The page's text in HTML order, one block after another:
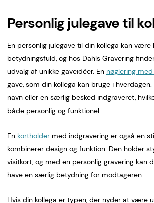
Personlig julegave til
En personlig julegave til din kollega kan
betydningsfuld, og hos Dahls Gravering
udvalg af unikke gaveidéer. En nøglering
gave, som din kollega kan bruge i
navn eller en særlig besked indgraveret,
både personlig og funktionel.
En kortholder med indgravering er også en
kombinerer design og funktion. Den holder
visitkort, og med en personlig gravering kan
have en særlig betydning for modtageren.
Hvis din kollega er typen, der nyder at være